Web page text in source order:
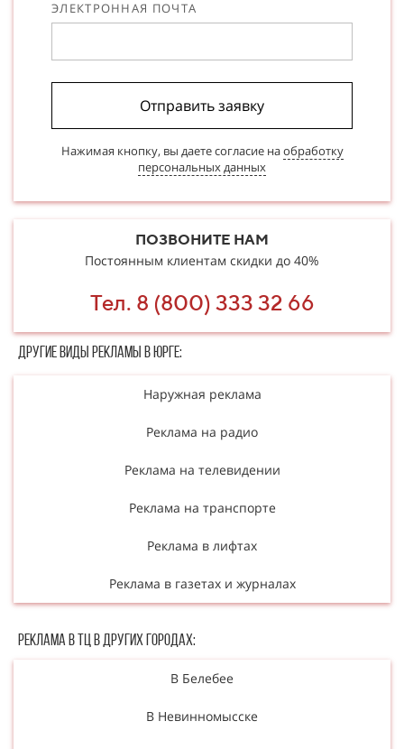
ЭЛЕКТРОННАЯ ПОЧТА
Отправить заявку
Нажимая кнопку, вы даете согласие наобработку
персональных данных
ПОЗВОНИТЕ НАМ
Постоянным клиентам скидки до 40%
Тел. 8 (800) 333 32 66
Другие в​​​​иды рекламы в Юрге:
Наружная реклама
Реклама на радио
Реклама на телевидении
Реклама на транспорте
Реклама в лифтах
Реклама в газетах и журналах
Реклама в ТЦ в Других городах:
В Белебее
В Невинномысске